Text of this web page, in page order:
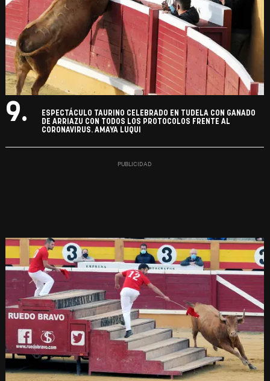
9.
ESPECTÁCULO TAURINO CELEBRADO EN TUDELA CON GANADO
DE ARRIAZU CON TODOS LOS PROTOCOLOS FRENTE AL
CORONAVIRUS. AMAYA LUQUI